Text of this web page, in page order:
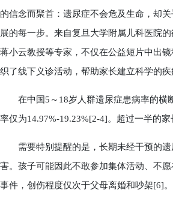
的信念而聚首：遗尿症不会危及生命，却
展的每一步。来自复旦大学附属儿科医院
蒋小云教授等专家，不仅在公益短片中出
织了线下义诊活动，帮助家长建立科学的疾
在中国5～18岁人群遗尿症患病率的横
率仅为14.97%-19.23%[2-4]。超过一半的
需要特别提醒的是，长期未经干预的遗
害。孩子可能因此不敢参加集体活动、不
事件，创伤程度仅次于父母离婚和吵架[6]